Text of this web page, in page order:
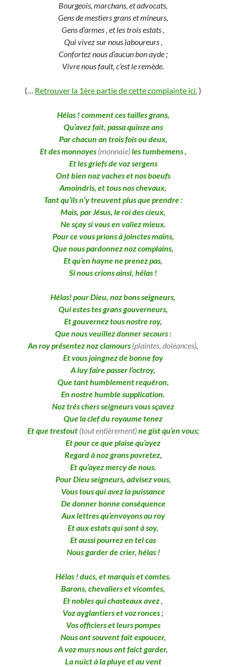
Bourgeois, marchans, et advocats,
Gens de mestiers grans et mineurs,
Gens d’armes , et les trois estats ,
Qui vivez sur nous laboureurs ,
Confortez nous d’aucun bon ayde ;
Vivre nous fault, c’est le remède.
(… Retrouver la 1ère partie de cette complainte ici.)
Hélas ! comment ces tailles grans,
Qu’avez fait, passa quinze ans
Par chacun an trois fois ou deux,
Et des monnoyes(monnaie)les tumbemens ,
Et les griefs de voz sergens
Ont bien noz vaches et nos boeufs
Amoindris, et tous nos chevaux,
Tant qu’ils n’y treuvent plus que prendre :
Mais, par Jésus, le roi des cieux,
Ne sçay si vous en valiez mieux.
Pour ce vous prions à joinctes mains,
Que nous pardonnez noz complains,
Et qu’en hayne ne prenez pas,
Si nous crions ainsi, hélas !
Hélas! pour Dieu, noz bons seigneurs,
Qui estes tes grans gouverneurs,
Et gouvernez tous nostre roy,
Que nous veuillez donner secours :
An roy présentez noz clamours (plaintes, doléances),
Et vous joingnez de bonne foy
A luy faire passer l’octroy,
Que tant humblement requéron,
En nostre humble supplication.
Noz trés chers seigneurs vous sçavez
Que la clef du royaume tenez
Et que trestout (tout entièrement)ne gist qu’en vous;
Et pour ce que plaise qu’ayez
Regard à noz grans povretez,
Et qu’ayez mercy de nous.
Pour Dieu seigneurs, advisez vous,
Vous tous qui avez la puissance
De donner bonne conséquence
Aux lettres qu’envoyons au roy
Et aux estats qui sont à soy,
Et aussi pourrez en tel cas
Nous garder de crier, hélas !
Hélas ! ducs, et marquis et comtes.
Barons, chevaliers et vicomtes,
Et nobles qui chasteaux avez ,
Voz ayglantiers et voz ronces ;
Vos officiers et leurs pompes
Nous ont souvent fait espoucer,
A voz murs nous ont faict garder,
La nuict à la pluye et au vent